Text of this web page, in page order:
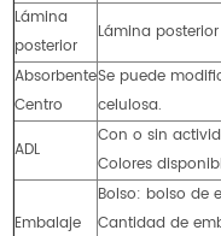
Lámina
posterior
Lámina
Absorbente
Centro
Se puede
celulosa.
ADL
Con o sin
Colores
Embalaje
Bolso: bolso de
Cantidad de